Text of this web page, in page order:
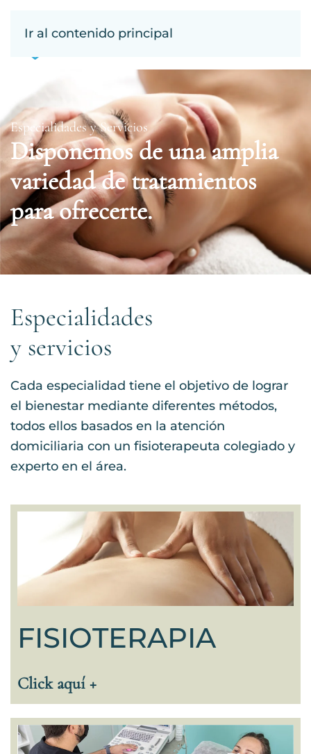
Ir al contenido principal
Especialidades y Servicios
Disponemos de una amplia
variedad de tratamientos
para ofrecerte.
Especialidades
y servicios
Cada especialidad tiene el objetivo de lograr
el bienestar mediante diferentes métodos,
todos ellos basados en la atención
domiciliaria con un fisioterapeuta colegiado y
experto en el área.
FISIOTERAPIA
Click aquí +